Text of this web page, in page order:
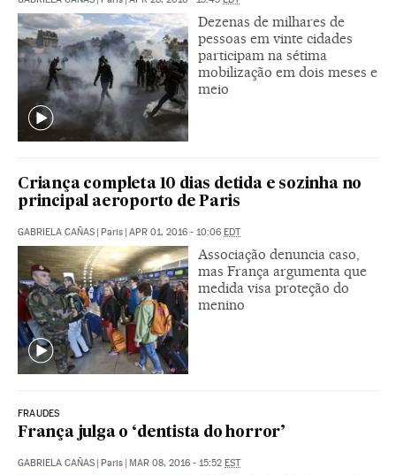
Dezenas de milhares de
pessoas em vinte cidades
participam na sétima
mobilização em dois meses e
meio
Criança completa 10 dias detida e sozinha no
principal aeroporto de Paris
GABRIELA CAÑAS | Paris | APR 01, 2016 - 10:06 EDT
Associação denuncia caso,
mas França argumenta que
medida visa proteção do
menino
FRAUDES
França julga o ‘dentista do horror’
GABRIELA CAÑAS | Paris | MAR 08, 2016 - 15:52 EST